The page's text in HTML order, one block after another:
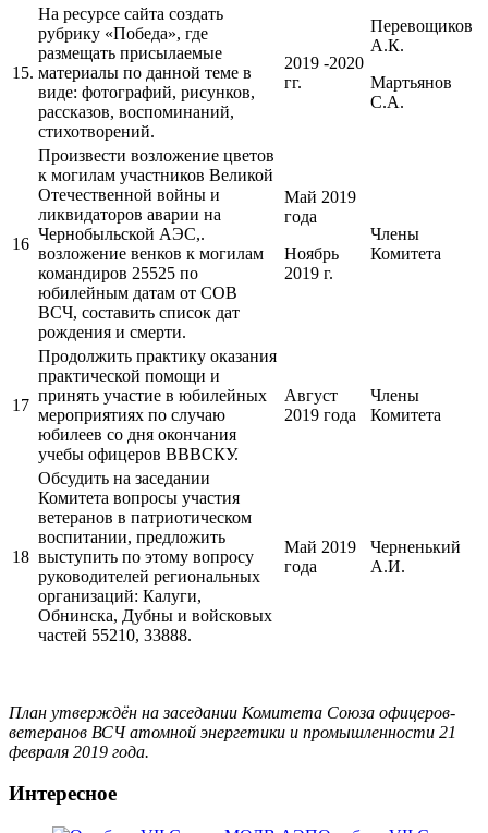
15.
На ресурсе сайта создать
рубрику «Победа», где
размещать присылаемые
материалы по данной теме в
виде: фотографий, рисунков,
рассказов, воспоминаний,
стихотворений.
2019 -2020
гг.
Перевощиков
А.К.
Мартьянов
С.А.
16
Произвести возложение цветов
к могилам участников Великой
Отечественной войны и
ликвидаторов аварии на
Чернобыльской АЭС,.
возложение венков к могилам
командиров 25525 по
юбилейным датам от СОВ
ВСЧ, составить список дат
рождения и смерти.
Май 2019
года
Ноябрь
2019 г.
Члены
Комитета
17
Продолжить практику оказания
практической помощи и
принять участие в юбилейных
мероприятиях по случаю
юбилеев со дня окончания
учебы офицеров ВВВСКУ.
Август
2019 года
Члены
Комитета
18
Обсудить на заседании
Комитета вопросы участия
ветеранов в патриотическом
воспитании, предложить
выступить по этому вопросу
руководителей региональных
организаций: Калуги,
Обнинска, Дубны и войсковых
частей 55210, 33888.
Май 2019
года
Черненький
А.И.
План утверждён на заседании Комитета Союза офицеров-
ветеранов ВСЧ атомной энергетики и промышленности 21
февраля 2019 года.
Интересное